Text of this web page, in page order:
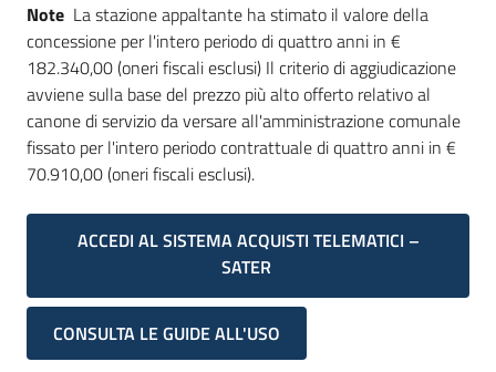
Note La stazione appaltante ha stimato il valore della
concessione per l'intero periodo di quattro anni in €
182.340,00 (oneri fiscali esclusi) Il criterio di aggiudicazione
avviene sulla base del prezzo più alto offerto relativo al
canone di servizio da versare all'amministrazione comunale
fissato per l'intero periodo contrattuale di quattro anni in €
70.910,00 (oneri fiscali esclusi).
ACCEDI AL SISTEMA ACQUISTI TELEMATICI –
SATER
CONSULTA LE GUIDE ALL'USO